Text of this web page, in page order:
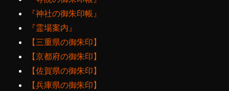
『神社の御朱印帳』
『霊場案内』
【三重県の御朱印】
【京都府の御朱印】
【佐賀県の御朱印】
【兵庫県の御朱印】